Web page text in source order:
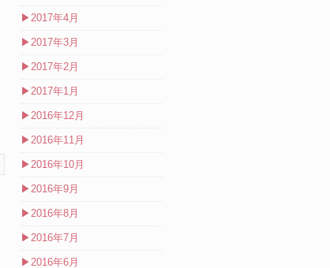
▶2017年4月
▶2017年3月
▶2017年2月
▶2017年1月
▶2016年12月
▶2016年11月
▶2016年10月
▶2016年9月
▶2016年8月
▶2016年7月
▶2016年6月